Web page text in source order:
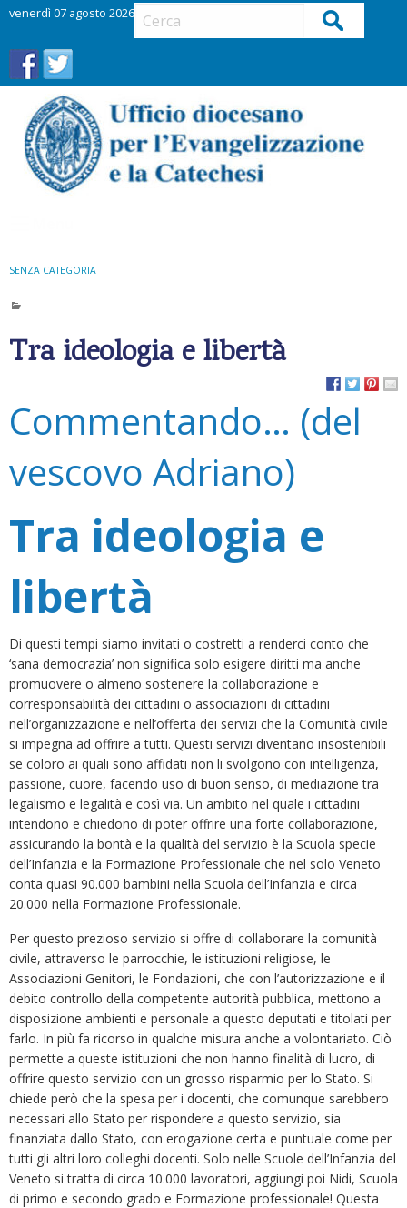
venerdì 07 agosto 2026 Cerca
SENZA CATEGORIA
Tra ideologia e libertà
Commentando… (del
vescovo Adriano)
Tra ideologia e
libertà
Di questi tempi siamo invitati o costretti a renderci conto che
‘sana democrazia’ non significa solo esigere diritti ma anche
promuovere o almeno sostenere la collaborazione e
corresponsabilità dei cittadini o associazioni di cittadini
nell’organizzazione e nell’offerta dei servizi che la Comunità civile
si impegna ad offrire a tutti. Questi servizi diventano insostenibili
se coloro ai quali sono affidati non li svolgono con intelligenza,
passione, cuore, facendo uso di buon senso, di mediazione tra
legalismo e legalità e così via. Un ambito nel quale i cittadini
intendono e chiedono di poter offrire una forte collaborazione,
assicurando la bontà e la qualità del servizio è la Scuola specie
dell’Infanzia e la Formazione Professionale che nel solo Veneto
conta quasi 90.000 bambini nella Scuola dell’Infanzia e circa
20.000 nella Formazione Professionale.
Per questo prezioso servizio si offre di collaborare la comunità
civile, attraverso le parrocchie, le istituzioni religiose, le
Associazioni Genitori, le Fondazioni, che con l’autorizzazione e il
debito controllo della competente autorità pubblica, mettono a
disposizione ambienti e personale a questo deputati e titolati per
farlo. In più fa ricorso in qualche misura anche a volontariato. Ciò
permette a queste istituzioni che non hanno finalità di lucro, di
offrire questo servizio con un grosso risparmio per lo Stato. Si
chiede però che la spesa per i docenti, che comunque sarebbero
necessari allo Stato per rispondere a questo servizio, sia
finanziata dallo Stato, con erogazione certa e puntuale come per
tutti gli altri loro colleghi docenti. Solo nelle Scuole dell’Infanzia del
Veneto si tratta di circa 10.000 lavoratori, aggiungi poi Nidi, Scuola
di primo e secondo grado e Formazione professionale! Questa